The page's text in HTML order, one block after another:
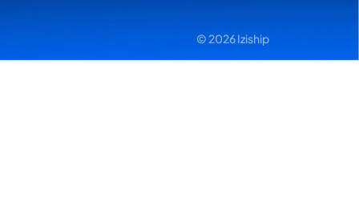
© 2026 Iziship